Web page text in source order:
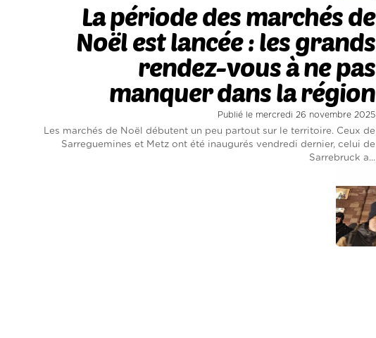
La période des marchés de
Noël est lancée : les grands
rendez-vous à ne pas
manquer dans la région
Publié le mercredi 26 novembre 2025
Les marchés de Noël débutent un peu partout sur le territoire. Ceux de
Sarreguemines et Metz ont été inaugurés vendredi dernier, celui de
Sarrebruck a...